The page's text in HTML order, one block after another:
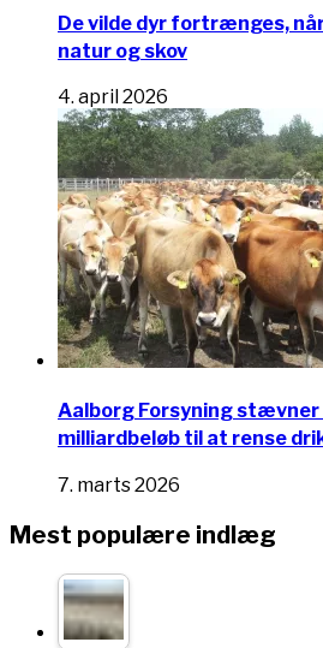
De vilde dyr fortrænges,
natur og skov
4. april 2026
Aalborg Forsyning
milliardbeløb til at rense
7. marts 2026
Mest populære indlæg